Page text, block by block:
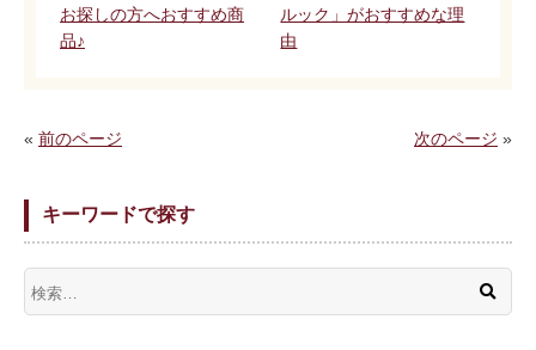
お探しの方へおすすめ商
品♪
ルック」がおすすめな理
由
« 前のページ 次のページ »
キーワードで探す